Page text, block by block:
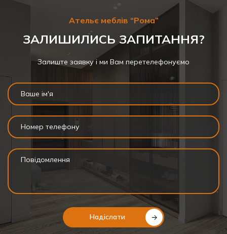
Ательє меблів “Рома”
ЗАЛИШИЛИСЬ ЗАПИТАННЯ?
Залиште заявку і ми Вам перетелефонуємо
Надіслати